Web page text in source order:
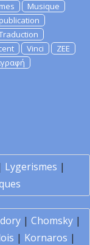
Musique
publication
Vinci
ZEE
Lygerismes |
| Chomsky|
| Kornaros |